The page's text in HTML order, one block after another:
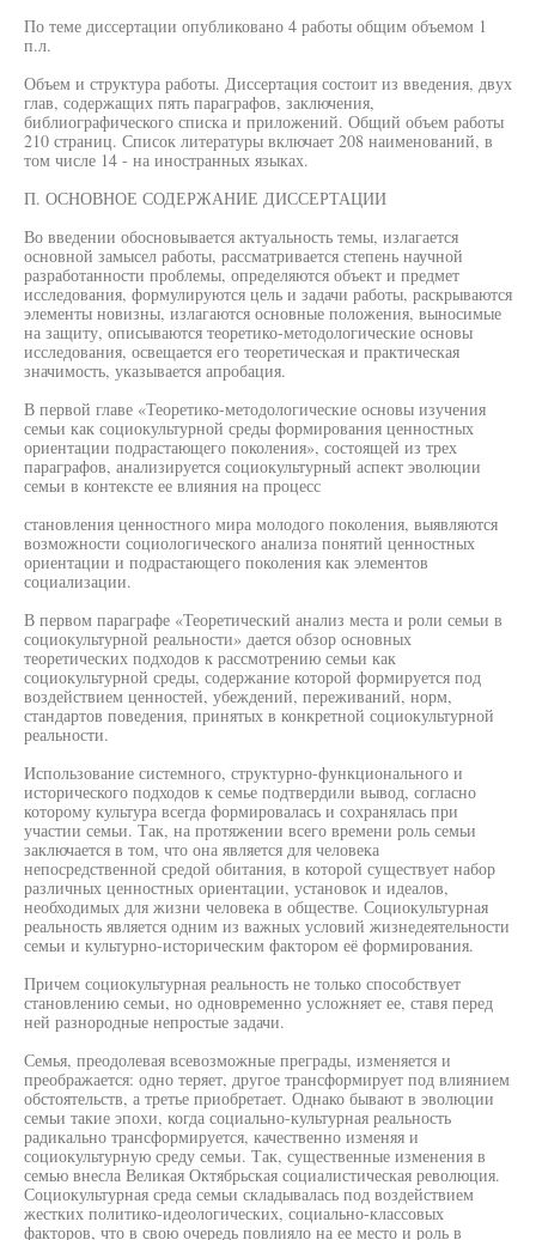
По теме диссертации опубликовано 4 работы общим объемом 1
п.л.
Объем и структура работы. Диссертация состоит из введения, двух
глав, содержащих пять параграфов, заключения,
библиографического списка и приложений. Общий объем работы
210 страниц. Список литературы включает 208 наименований, в
том числе 14 - на иностранных языках.
П. ОСНОВНОЕ СОДЕРЖАНИЕ ДИССЕРТАЦИИ
Во введении обосновывается актуальность темы, излагается
основной замысел работы, рассматривается степень научной
разработанности проблемы, определяются объект и предмет
исследования, формулируются цель и задачи работы, раскрываются
элементы новизны, излагаются основные положения, выносимые
на защиту, описываются теоретико-методологические основы
исследования, освещается его теоретическая и практическая
значимость, указывается апробация.
В первой главе «Теоретико-методологические основы изучения
семьи как социокультурной среды формирования ценностных
ориентации подрастающего поколения», состоящей из трех
параграфов, анализируется социокультурный аспект эволюции
семьи в контексте ее влияния на процесс
становления ценностного мира молодого поколения, выявляются
возможности социологического анализа понятий ценностных
ориентации и подрастающего поколения как элементов
социализации.
В первом параграфе «Теоретический анализ места и роли семьи в
социокультурной реальности» дается обзор основных
теоретических подходов к рассмотрению семьи как
социокультурной среды, содержание которой формируется под
воздействием ценностей, убеждений, переживаний, норм,
стандартов поведения, принятых в конкретной социокультурной
реальности.
Использование системного, структурно-функционального и
исторического подходов к семье подтвердили вывод, согласно
которому культура всегда формировалась и сохранялась при
участии семьи. Так, на протяжении всего времени роль семьи
заключается в том, что она является для человека
непосредственной средой обитания, в которой существует набор
различных ценностных ориентации, установок и идеалов,
необходимых для жизни человека в обществе. Социокультурная
реальность является одним из важных условий жизнедеятельности
семьи и культурно-историческим фактором её формирования.
Причем социокультурная реальность не только способствует
становлению семьи, но одновременно усложняет ее, ставя перед
ней разнородные непростые задачи.
Семья, преодолевая всевозможные преграды, изменяется и
преображается: одно теряет, другое трансформирует под влиянием
обстоятельств, а третье приобретает. Однако бывают в эволюции
семьи такие эпохи, когда социально-культурная реальность
радикально трансформируется, качественно изменяя и
социокультурную среду семьи. Так, существенные изменения в
семью внесла Великая Октябрьская социалистическая революция.
Социокультурная среда семьи складывалась под воздействием
жестких политико-идеологических, социально-классовых
факторов, что в свою очередь повлияло на ее место и роль в